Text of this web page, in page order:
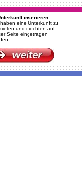
inserieren
eine Unterkunft zu
und möchten auf
Seite eingetragen